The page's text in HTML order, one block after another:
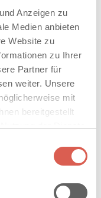
Anzeigen zu
Medien anbieten
Website zu
zu Ihrer
Partner für
weiter. Unsere
mit
bereitgestellt
nutzen.